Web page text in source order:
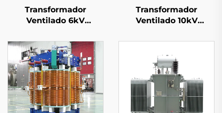
Transformador
Ventilado 6kV
Transformador
Ventilado 10kV